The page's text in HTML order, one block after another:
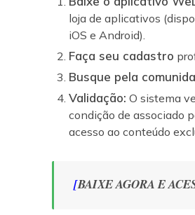
loja de aplicativos
iOS e Android).
Faça seu cadastro
Busque pela
Validação: O sistema
condição de associado
acesso ao conteúdo
[BAIXE AGORA E